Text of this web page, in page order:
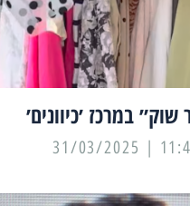
במרכז ׳כיוונים׳
11:47 | 31/